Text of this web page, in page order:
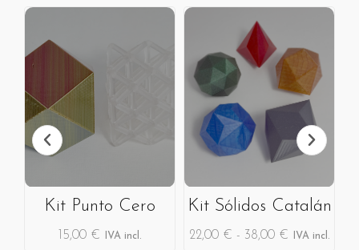
Kit Punto Cero
15,00 € IVA incl.
Kit Sólidos Catalán
22,00 € - 38,00 € IVA incl.